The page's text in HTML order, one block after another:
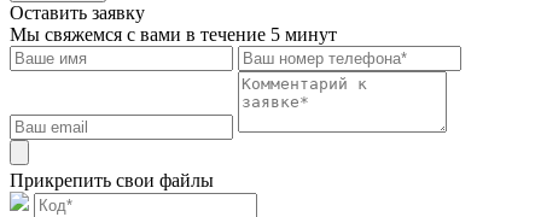
Оставить заявку
Мы свяжемся с вами в течение 5 минут
Прикрепить свои файлы